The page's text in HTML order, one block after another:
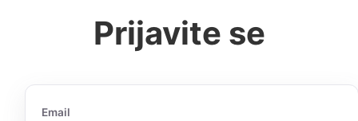
Prijavite se
Email